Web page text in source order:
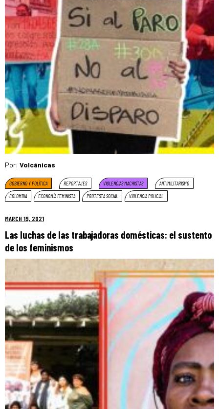
Por: Volcánicas
GOBIERNO Y POLÍTICA REPORTAJES VIOLENCIAS MACHISTAS
ANTIMILITARISMO
COLOMBIA
ECONOMÍA FEMINISTA PROTESTA SOCIAL VIOLENCIA POLICIAL
MARCH 19, 2021
Las luchas de las trabajadoras domésticas: el sustento
de los feminismos